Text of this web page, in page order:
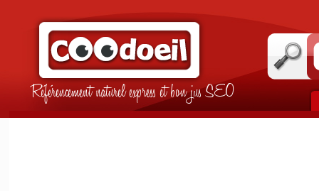
Référencement naturel express et bon jus SEO